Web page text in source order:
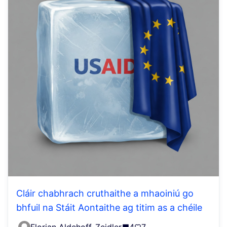
Cláir chabhrach cruthaithe a mhaoiniú go
bhfuil na Stáit Aontaithe ag titim as a chéile